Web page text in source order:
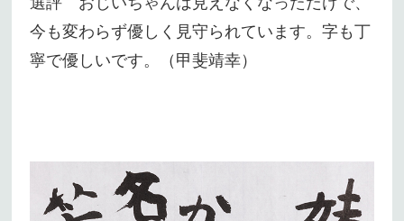
今も変わらず優しく見守られています。字も丁
寧で優しいです。（甲斐靖幸）